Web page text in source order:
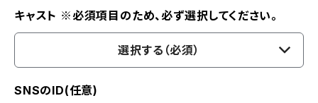
キャスト ※必須項目のため、必ず選択してください。
選択する（必須）
SNSのID(任意)